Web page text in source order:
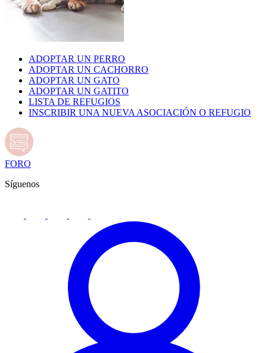
ADOPTAR UN PERRO
ADOPTAR UN CACHORRO
ADOPTAR UN GATO
ADOPTAR UN GATITO
LISTA DE REFUGIOS
INSCRIBIR UNA NUEVA ASOCIACIÓN O REFUGIO
FORO
Síguenos